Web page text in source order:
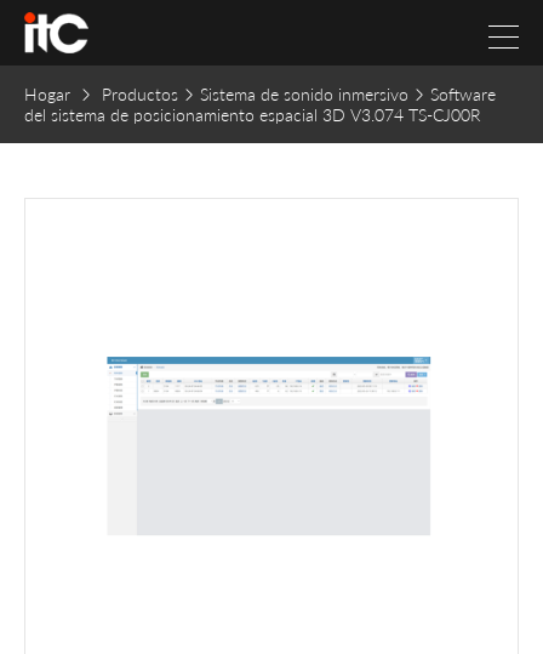
Hogar Productos Sistema de sonido inmersivo
Software
del sistema de posicionamiento espacial 3D V3.074 TS-CJ00R